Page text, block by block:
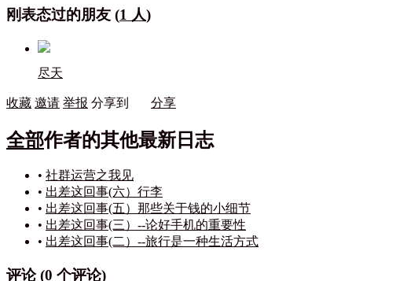
刚表态过的朋友 (1 人)
尽天
收藏 邀请 举报 分享到 分享
全部作者的其他最新日志
• 社群运营之我见
• 出差这回事(六）行李
• 出差这回事(五）那些关于钱的小细节
• 出差这回事(三）--论好手机的重要性
• 出差这回事(二）--旅行是一种生活方式
评论 (0 个评论)